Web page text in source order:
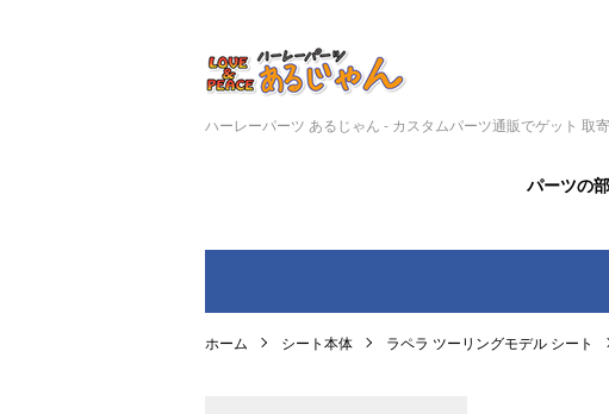
ハーレーパーツ あるじゃん - カスタムパーツ通販でゲット 取
パーツの
ホーム シート本体 ラペラ ツーリングモデル シート